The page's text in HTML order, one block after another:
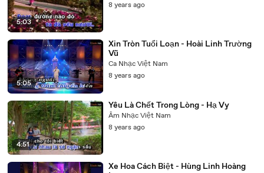
5:03
8 years ago
5:05
Xin Tròn Tuổi Loạn - Hoài Linh Trường
Vũ
Ca Nhạc Việt Nam
8 years ago
4:51
Yêu Là Chết Trong Lòng - Hạ Vy
Âm Nhạc Việt Nam
8 years ago
Xe Hoa Cách Biệt - Hùng Linh Hoàng